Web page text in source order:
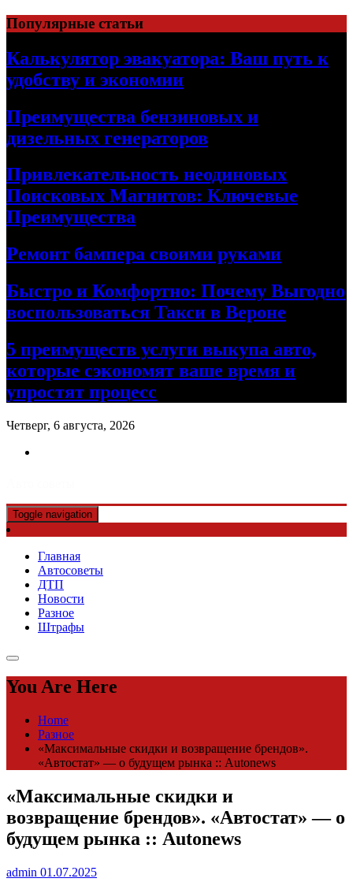
Skip
to
content
Популярные статьи
Калькулятор эвакуатора: Ваш путь к
удобству и экономии
Преимущества бензиновых и
дизельных генераторов
Привлекательность неодиновых
Поисковых Магнитов: Ключевые
Преимущества
Ремонт бампера своими руками
Быстро и Комфортно: Почему Выгодно
воспользоваться Такси в Вероне
5 преимуществ услуги выкупа авто,
которые сэкономят ваше время и
упростят процесс
Четверг, 6 августа, 2026
Toggle navigation
Главная
Автосоветы
ДТП
Новости
Разное
Штрафы
You Are Here
Home
Разное
«Максимальные скидки и возвращение брендов».
«Автостат» — о будущем рынка :: Autonews
«Максимальные скидки и
возвращение брендов». «Автостат» — о
будущем рынка :: Autonews
admin 01.07.2025